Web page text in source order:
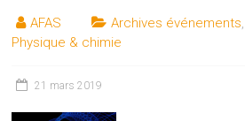
AFAS Archives événements,
Physique & chimie
21 mars 2019